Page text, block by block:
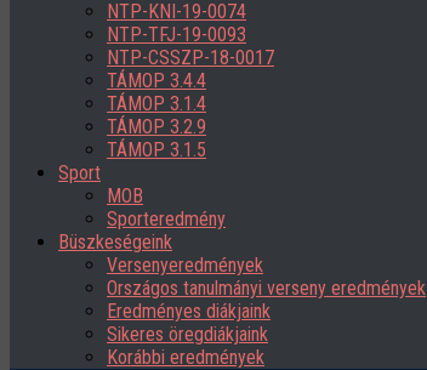
NTP-KNI-19-0074
NTP-TFJ-19-0093
NTP-CSSZP-18-0017
TÁMOP 3.4.4
TÁMOP 3.1.4
TÁMOP 3.2.9
TÁMOP 3.1.5
Sport
MOB
Sporteredmény
Büszkeségeink
Versenyeredmények
Országos tanulmányi verseny eredmények
Eredményes diákjaink
Sikeres öregdiákjaink
Korábbi eredmények